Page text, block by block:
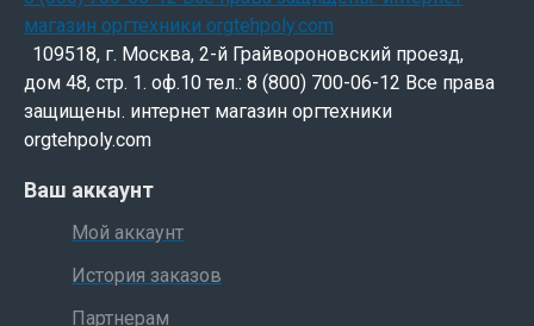
109518, г. Москва, 2-й Грайвороновский проезд,
дом 48, стр. 1. оф.10 тел.: 8 (800) 700-06-12 Все права
защищены. интернет магазин оргтехники
orgtehpoly.com
Ваш аккаунт
Мой аккаунт
История заказов
Партнерам